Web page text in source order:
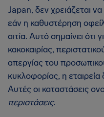
Japan, δεν χρειάζεται
εάν η καθυστέρηση
αιτία. Αυτό σημαίνει ότι
κακοκαιρίας,
απεργίας του
κυκλοφορίας, η
Αυτές οι καταστάσεις
περιστάσεις.